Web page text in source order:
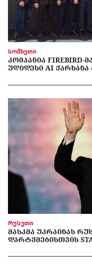
სომხეთი
ᲙᲝᲛᲞᲐᲜᲘᲐ
ᲣᲓᲘᲓᲔᲡᲘ AI ᲥᲐᲠᲮᲐᲜᲐ
რუსეთი
ᲛᲐᲡᲙᲛᲐ ᲣᲙᲠᲐᲘᲜᲐᲡ
ᲓᲐᲠᲢᲧᲛᲔᲑᲘᲡᲗᲕᲘᲡ